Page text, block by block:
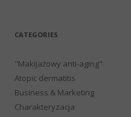
CATEGORIES
"Makijażowy anti-aging"
Atopic dermatitis
Business & Marketing
Charakteryzacja